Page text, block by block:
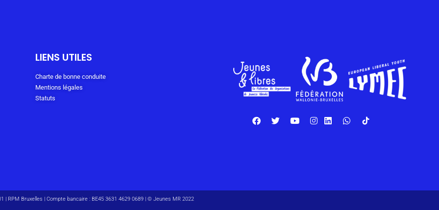
LIENS UTILES
Charte de bonne conduite
Mentions légales
Statuts
| RPM Bruxelles | Compte bancaire : BE45 3631 4629 0689 | © Jeunes MR 2022